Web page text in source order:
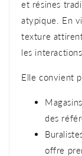
et résines
atypique. En
texture
les
Elle convient
des
offre